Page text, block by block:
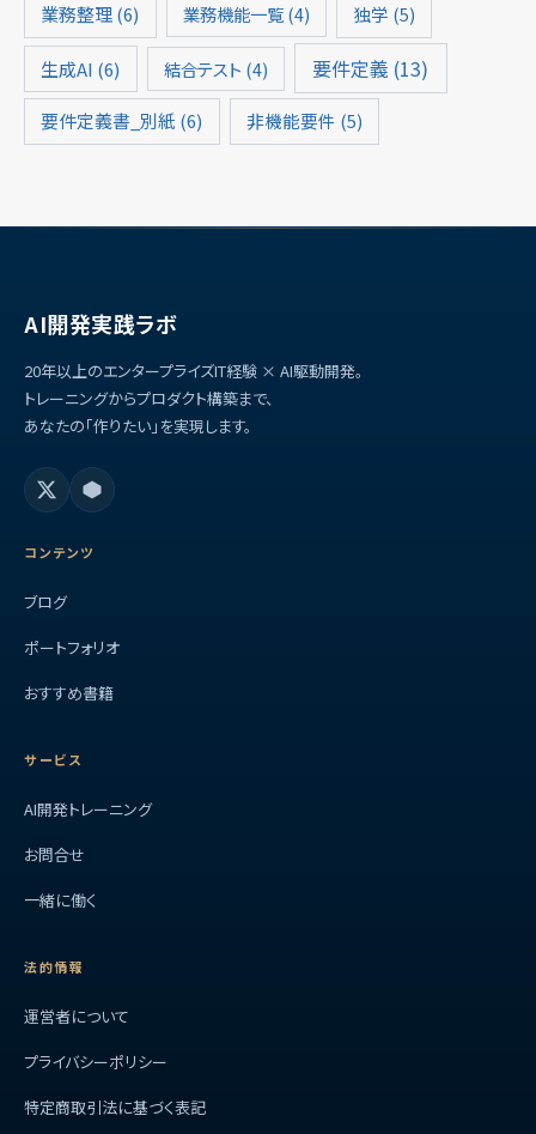
業務整理(6) 業務機能一覧(4) 独学 (5)
生成AI (6) 結合テスト (4) 要件定義 (13)
要件定義書_別紙 (6) 非機能要件 (5)
AI開発実践ラボ
20年以上のエンタープライズIT経験 × AI駆動開発。
トレーニングからプロダクト構築まで、
あなたの「作りたい」を実現します。
コンテンツ
ブログ
ポートフォリオ
おすすめ書籍
サービス
AI開発トレーニング
お問合せ
一緒に働く
法的情報
運営者について
プライバシーポリシー
特定商取引法に基づく表記